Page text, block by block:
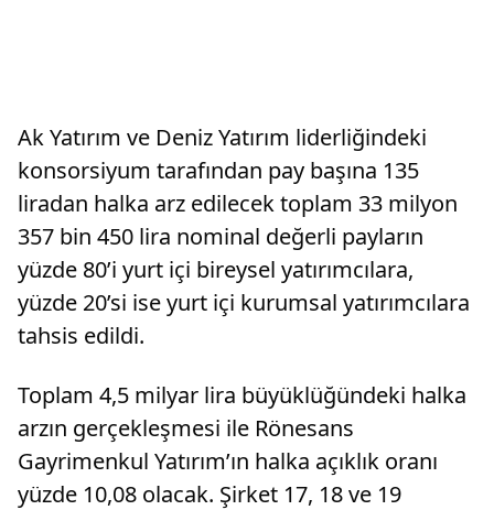
Ak Yatırım ve Deniz Yatırım liderliğindeki
konsorsiyum tarafından pay başına 135
liradan halka arz edilecek toplam 33 milyon
357 bin 450 lira nominal değerli payların
yüzde 80’i yurt içi bireysel yatırımcılara,
yüzde 20’si ise yurt içi kurumsal yatırımcılara
tahsis edildi.
Toplam 4,5 milyar lira büyüklüğündeki halka
arzın gerçekleşmesi ile Rönesans
Gayrimenkul Yatırım’ın halka açıklık oranı
yüzde 10,08 olacak. Şirket 17, 18 ve 19